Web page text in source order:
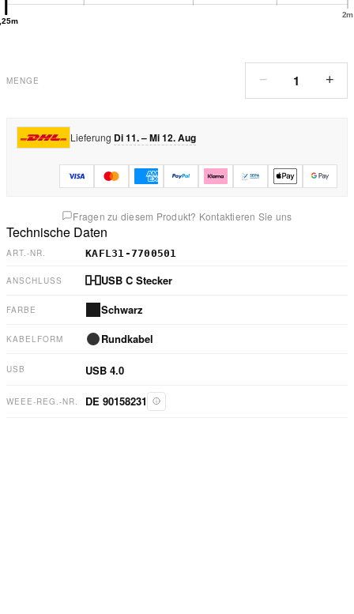
2m
MENGE − 1 +
Lieferung Di 11. – Mi 12. Aug
Fragen zu diesem Produkt? Kontaktieren Sie uns
Technische Daten
ART.-NR. KAFL31-7700501
ANSCHLUSS USB C Stecker
FARBE Schwarz
KABELFORM Rundkabel
USB USB 4.0
WEEE-REG.-NR. DE 90158231